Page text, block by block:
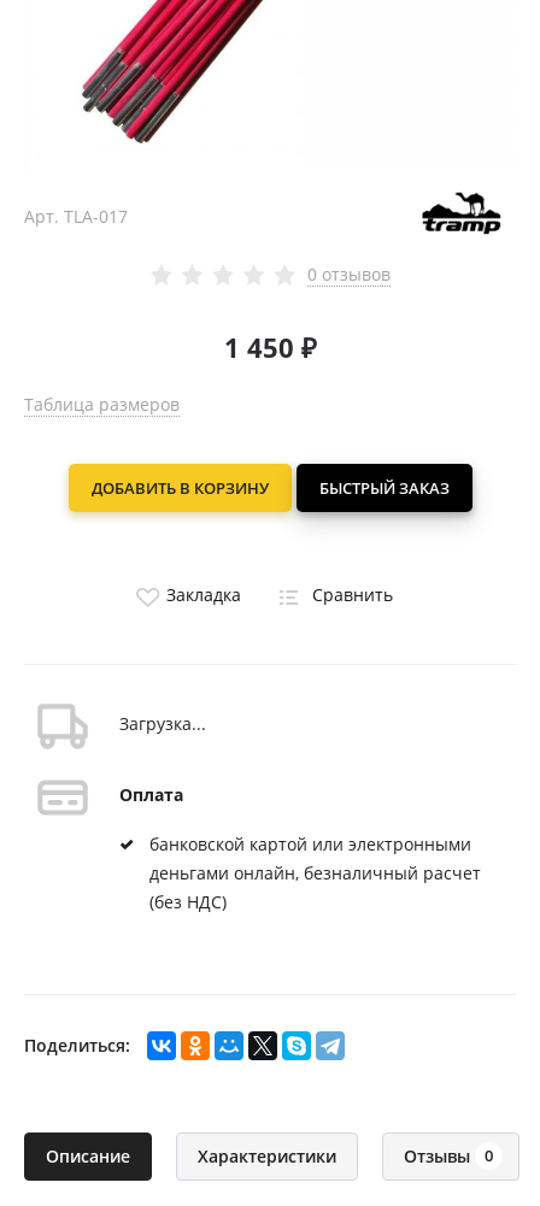
Арт. TLA-017
0 отзывов
1 450 ₽
Таблица размеров
ДОБАВИТЬ В КОРЗИНУ БЫСТРЫЙ ЗАКАЗ
Закладка Сравнить
Загрузка...
Оплата
банковской картой или электронными
деньгами онлайн, безналичный расчет
(без НДС)
Поделиться:
Описание Характеристики Отзывы 0